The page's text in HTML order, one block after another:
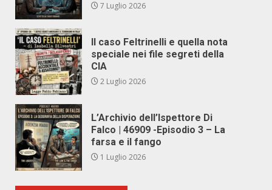
7 Luglio 2026
Il caso Feltrinelli e quella nota
speciale nei file segreti della
CIA
2 Luglio 2026
L’Archivio dell’Ispettore Di
Falco | 46909 -Episodio 3 – La
farsa e il fango
1 Luglio 2026